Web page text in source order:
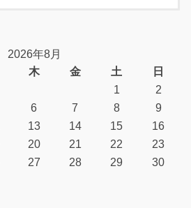
2026年8月
木 金 土
日
1
2
6 7 8
9
13 14 15
16
20 21 22
23
27 28 29
30